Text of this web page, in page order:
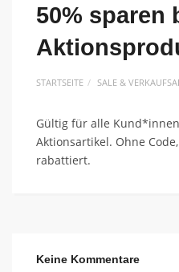
50% sparen
STARTSEITE SALE &
Gültig für alle
Aktionsartikel. Ohne
rabattiert.
Keine Kommentare